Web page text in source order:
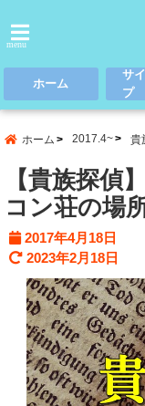
menu
ホーム
サ
プ
ホーム 2017.4~ 貴
【貴族探偵
コン荘の場
2017年4月18日
2023年2月18日